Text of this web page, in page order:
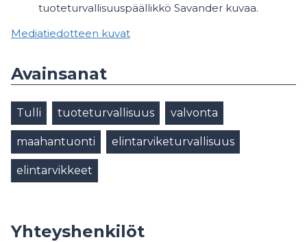
tuoteturvallisuuspäällikkö Savander kuvaa.
Mediatiedotteen kuvat
Avainsanat
Tulli tuoteturvallisuus valvonta
maahantuonti elintarviketurvallisuus
elintarvikkeet
Yhteyshenkilöt